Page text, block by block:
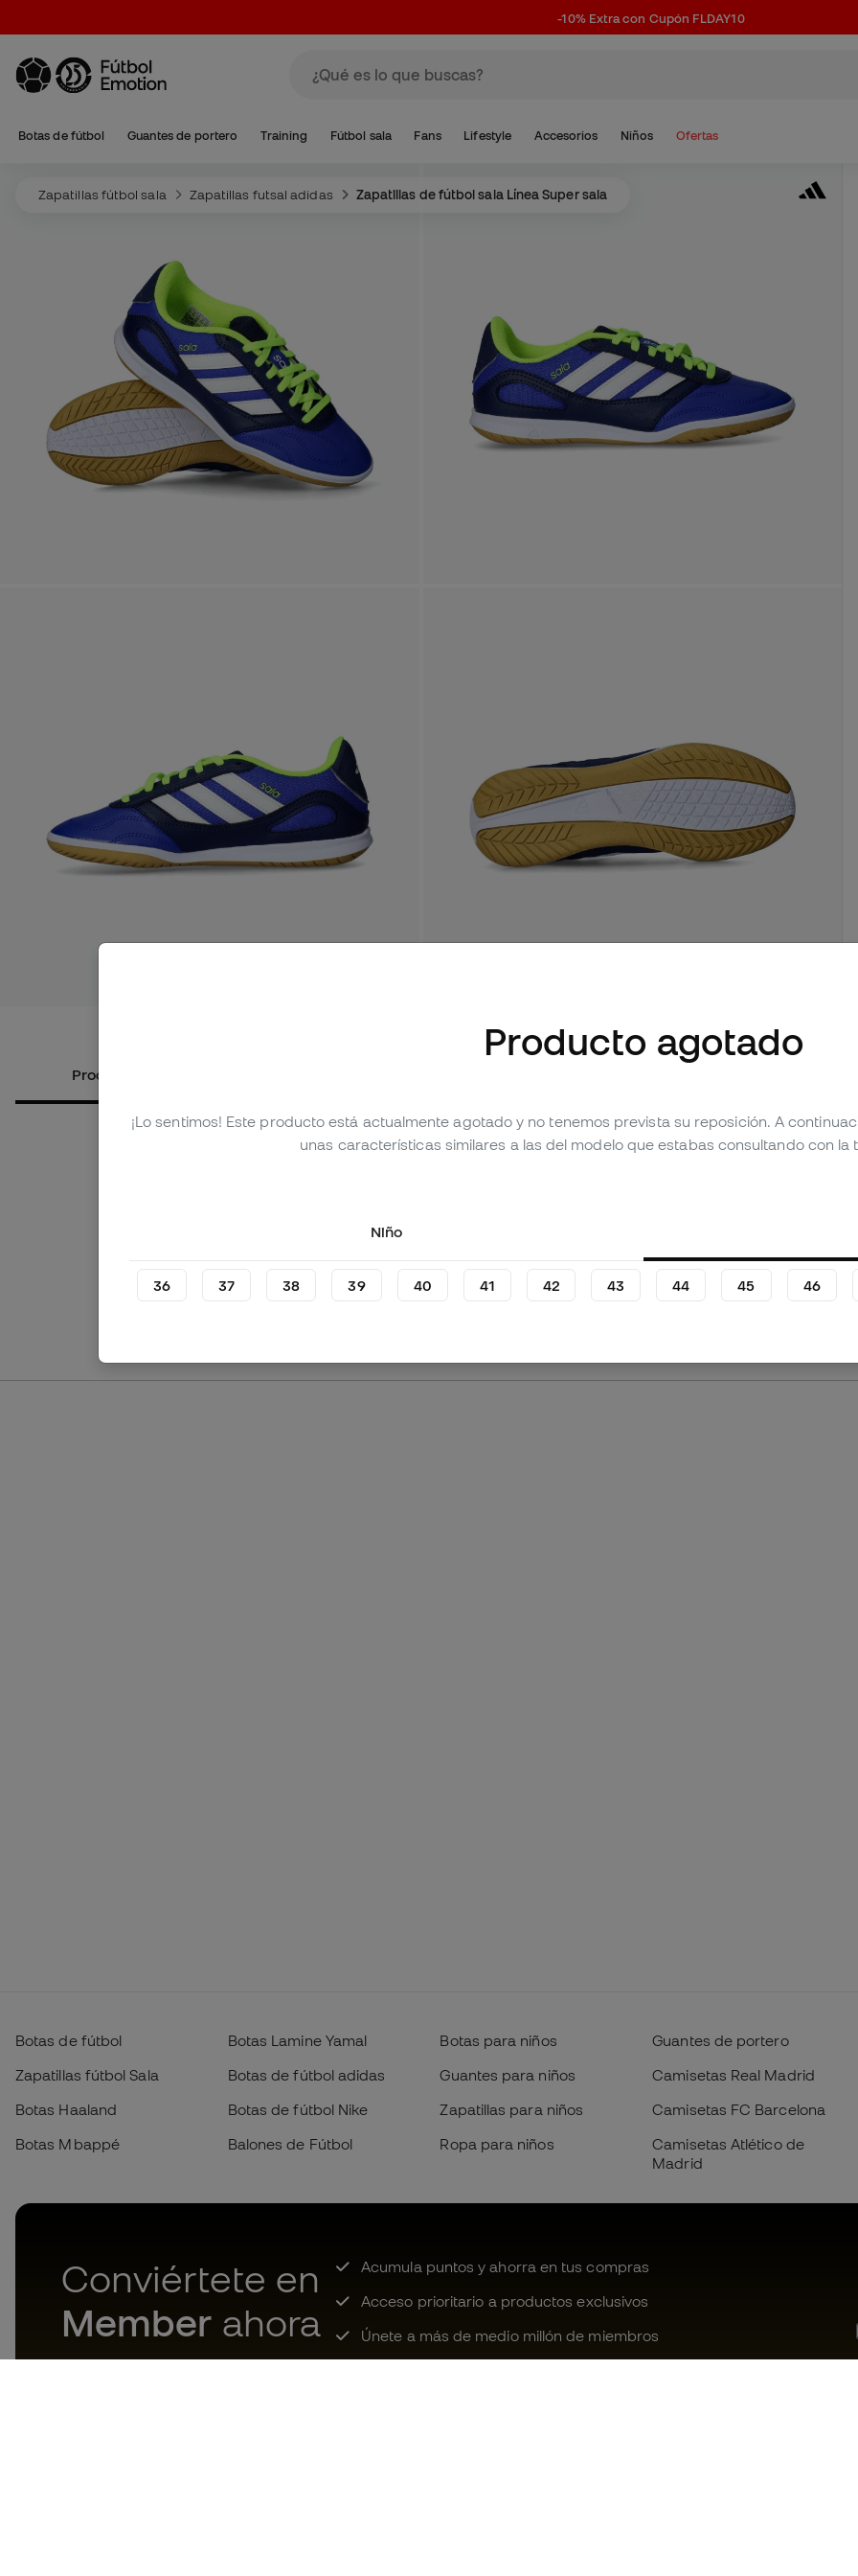
-10% Extra con Cupón FLDAY10
Botas de fútbol Guantes de portero Training Fútbol sala Fans Lifestyle Accesorios Niños Ofertas
Zapatillas fútbol sala Zapatillas futsal adidas Zapatillas de fútbol sala Línea Super sala
Productos alternativos
Botas de fútbol
Zapatillas fútbol Sala
Botas Haaland
Botas Mbappé
Botas Lamine Yamal
Botas de fútbol adidas
Botas de fútbol Nike
Balones de Fútbol
Botas para niños
Guantes para niños
Zapatillas para niños
Ropa para niños
Guantes de portero
Camisetas Real Madrid
Camisetas FC Barcelona
Camisetas Atlético de
Madrid
Conviértete en
Member ahora
Acumula puntos y ahorra en tus compras
Acceso prioritario a productos exclusivos
Únete a más de medio millón de miembros
Producto agotado
¡Lo sentimos! Este producto está actualmente agotado y no tenemos prevista su reposición. A
unas características similares a las del modelo que estabas consultando con la
Niño
36 37 38 39 40 41 42 43 44 45 46